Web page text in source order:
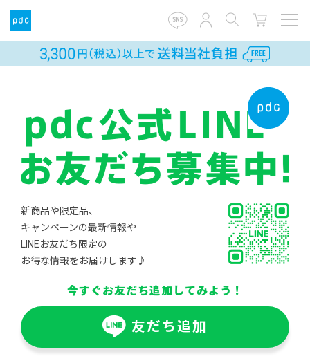
新商品や限定品、
キャンペーンの最新情報や
LINEお友だち限定の
お得な情報をお届けします♪
今すぐお友だち追加してみよう！
友だち追加